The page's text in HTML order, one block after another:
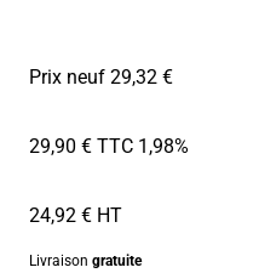
Prix neuf 29,32 €
29,90 € TTC 1,98%
24,92 € HT
Livraison gratuite